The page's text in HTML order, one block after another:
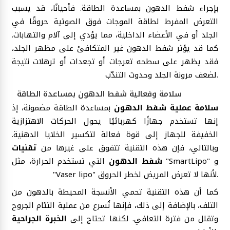
بإجراء شفط الدهون بمساعدة الطاقة. فأحيانًا، قد يسبب
التعرض المفرط لطاقة الموجات فوق الصوتية حروقًا في
الجلد أو في الأعضاء الداخلية، مما يؤدي إلى آلام والتهابات.
كما قد يؤثر شفط الدهون غير المتكافئ على مظهر الجلد،
فقد يظهر على سطحه تعرجات أو تجعدات أو ترهلات نتيجة
لضعف مرونة الجلد وحدوث التندّب.
سلامة وفعالية شفط الدهون بمساعدة الطاقة
سلامة عملية شفط الدهون بمساعدة الطاقة مضمونة، إذ
إنها تستخدم جهازًا كهربائيًا يحول الحركات الاهتزازية
الخفيفة للجهاز إلى قوة فعالة لتكسير الخلايا الدهنية.
وبالتالي، فإن هذه التقنية تتفوق على غيرها من تقنيات
شفط الدهون التي تستخدم الحرارة، مثل "SmartLipo" و
"Vaser lipo" لأنها لا تعرض المريض لخطر الحروق.
كما أن هذه التقنية تحمي الأنسجة المحيطة بالدهون من
التلف، بالإضافة إلى ذلك، فإنها تُسرع من عملية التئام الجروح
وتقلل من فترة التعافي. لكنها تحتاج إلى الخبرة الجراحية